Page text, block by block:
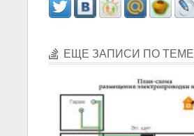
ЕЩЕ ЗАПИСИ ПО ТЕМЕ